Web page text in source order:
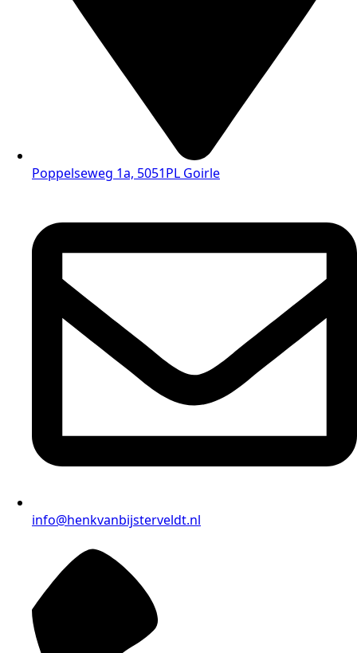
Poppelseweg 1a, 5051PL Goirle
info@henkvanbijsterveldt.nl